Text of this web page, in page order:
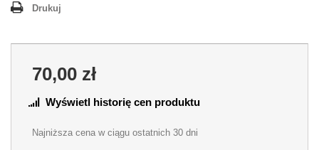
Drukuj
70,00 zł
Wyświetl historię cen produktu
Najniższa cena w ciągu ostatnich 30 dni